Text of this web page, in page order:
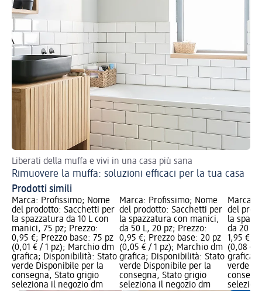
Liberati della muffa e vivi in una casa più sana
Rimuovere la muffa: soluzioni efficaci per la tua casa
Prodotti simili
Marca: Profissimo; Nome
del prodotto: Sacchetti per
la spazzatura da 10 L con
manici, 75 pz; Prezzo:
0,95 €; Prezzo base: 75 pz
(0,01 € / 1 pz); Marchio dm
grafica; Disponibilità: Stato
verde Disponibile per la
consegna, Stato grigio
seleziona il negozio dm
Marca: Profissimo; Nome
del prodotto: Sacchetti per
la spazzatura con manici,
da 50 L, 20 pz; Prezzo:
0,95 €; Prezzo base: 20 pz
(0,05 € / 1 pz); Marchio dm
grafica; Disponibilità: Stato
verde Disponibile per la
consegna, Stato grigio
seleziona il negozio dm
Marca:
del
la
da 20 L,
1,95 €;
(0,08 € /
grafica;
verde